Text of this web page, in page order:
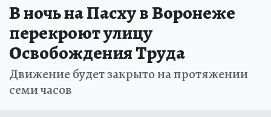
В ночь на Пасху в Воронеже
перекроют улицу
Освобождения Труда
Движение будет закрыто на протяжении
семи часов